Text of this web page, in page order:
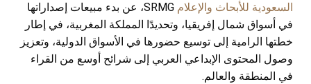
السعودية للأبحاث والإعلام
SRMG، عن بدء مبيعات إصداراتها
في أسواق شمال إفريقيا، وتحديدًا المملكة المغربية، في إطار
خطتها الرامية إلى توسيع حضورها في الأسواق الدولية، وتعزيز
وصول المحتوى الإبداعي العربي إلى شرائح أوسع من القراء
في المنطقة والعالم.